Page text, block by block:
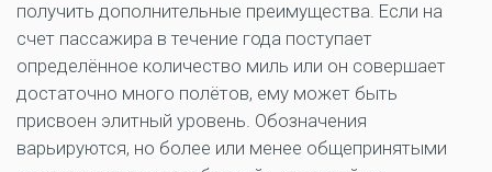
получить дополнительные преимущества. Если на
счет пассажира в течение года поступает
определённое количество миль или он совершает
достаточно много полётов, ему может быть
присвоен элитный уровень. Обозначения
варьируются, но более или менее общепринятыми